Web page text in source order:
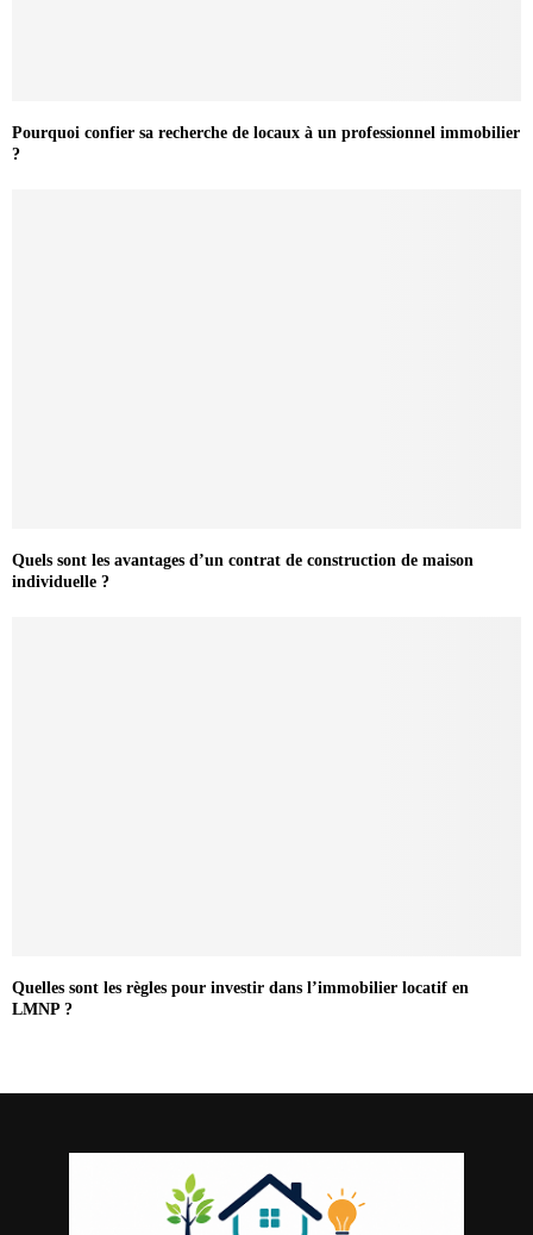
Pourquoi confier sa recherche de locaux à un professionnel immobilier
?
Quels sont les avantages d’un contrat de construction de maison
individuelle ?
Quelles sont les règles pour investir dans l’immobilier locatif en
LMNP ?